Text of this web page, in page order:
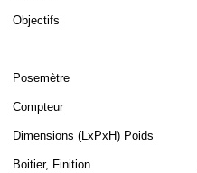
Objectifs
Posemètre
Compteur
Dimensions (LxPxH) Poids
Boitier, Finition